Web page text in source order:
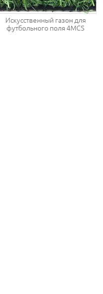
Искусственный газон для
футбольного поля 4MCS